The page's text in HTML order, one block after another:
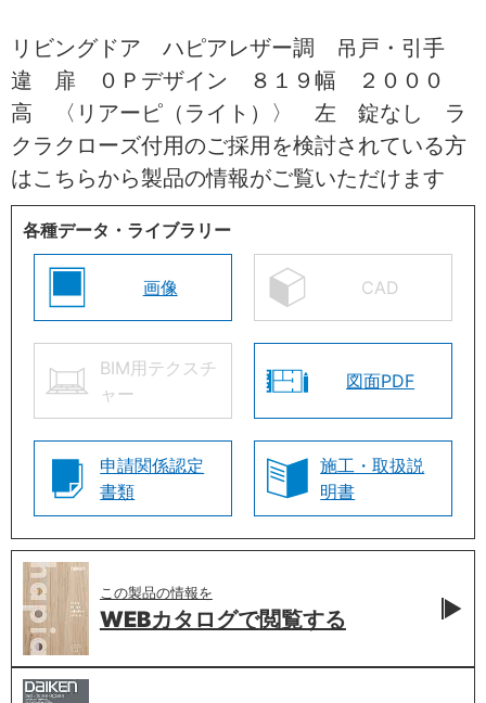
リビングドア ハピアレザー調 吊戸・引手
違 扉 ０Ｐデザイン ８１９幅 ２０００
高 〈リアーピ（ライト）〉 左 錠なし ラ
クラクローズ付用のご採用を検討されている方
はこちらから製品の情報がご覧いただけます
各種データ・ライブラリー
画像 CAD
BIM用テクスチ
ャー
図面PDF
申請関係認定
書類
施工・取扱説
明書
この製品の情報を
WEBカタログで閲覧する